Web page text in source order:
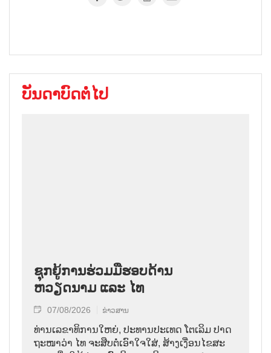
ບັນດາບົດຕໍ່ໄປ
ຊຸກຍູ້ການຮ່ວມມືຮອບດ້ານ
ຫວຽດນາມ ແລະ ໄທ
07/08/2026 ຂ່າວສານ
ທ່ານ​ເລ​ຂາ​ທິ​ການ​ໃຫຍ່, ປະ​ທານ​ປະ​ເທດ ໂຕ​ເລິມ ປາດ​
ຖະ​ໜາ​ວ່າ ໄທ​ ຈະ​ສືບ​ຕໍ່​ເອົາ​ໃຈ​ໃສ່, ສ້າງ​ເງື່ອນ​ໄຂ​ສະ​